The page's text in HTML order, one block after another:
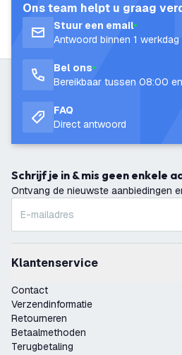
Ons team helpt u graag
Stuur een email
Antwoord binnen 1 werkdag
Bel ons
Bereikbaar tussen 08:00
FAQ
Direct antwoord
Schrijf je in & mis geen enkele
Ontvang de nieuwste aanbiedingen
Klantenservice
Contact
Verzendinformatie
Retourneren
Betaalmethoden
Terugbetaling